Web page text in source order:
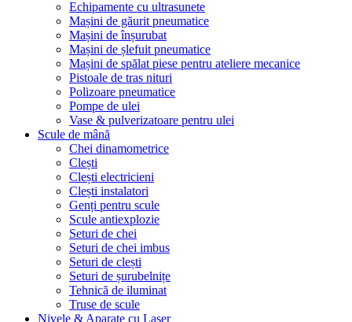
Echipamente cu ultrasunete
Mașini de găurit pneumatice
Mașini de înșurubat
Mașini de șlefuit pneumatice
Mașini de spălat piese pentru ateliere mecanice
Pistoale de tras nituri
Polizoare pneumatice
Pompe de ulei
Vase & pulverizatoare pentru ulei
Scule de mână
Chei dinamometrice
Clești
Clești electricieni
Clești instalatori
Genți pentru scule
Scule antiexplozie
Seturi de chei
Seturi de chei imbus
Seturi de clești
Seturi de șurubelnițe
Tehnică de iluminat
Truse de scule
Nivele & Aparate cu Laser